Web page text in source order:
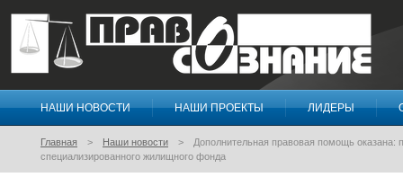
Правосознание
НАШИ НОВОСТИ НАШИ ПРОЕКТЫ ЛИДЕРЫ
Главная Наши новости
Дополнительная правовая помощь оказана:
специализированного жилищного фонда